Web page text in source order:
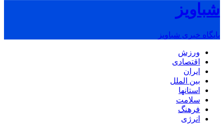
شباویز
پایگاه خبری شباویز
ورزش
اقتصادی
ایران
بین الملل
استانها
سلامت
فرهنگ
انرژی